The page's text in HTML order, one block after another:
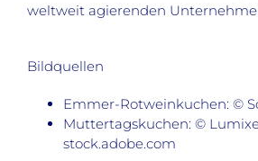
weltweit agierenden
Bildquellen
Emmer-Rotweinkuchen: ©
Muttertagskuchen: ©
stock.adobe.com